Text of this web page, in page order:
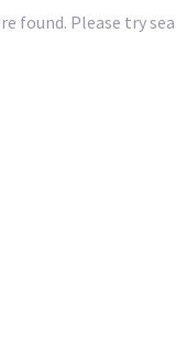
found. Please try